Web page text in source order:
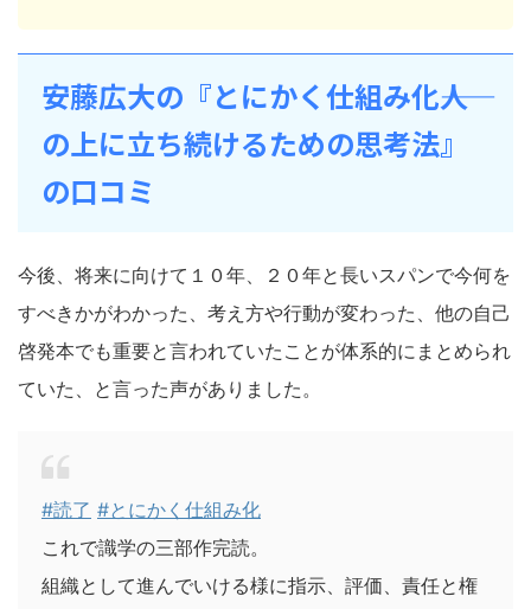
安藤広大の『とにかく仕組み化――人
の上に立ち続けるための思考法』
の口コミ
今後、将来に向けて１０年、２０年と長いスパンで今何を
すべきかがわかった、考え方や行動が変わった、他の自己
啓発本でも重要と言われていたことが体系的にまとめられ
ていた、と言った声がありました。
#読了 #とにかく仕組み化
これで識学の三部作完読。
組織として進んでいける様に指示、評価、責任と権